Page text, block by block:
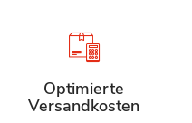
Optimierte
Versandkosten